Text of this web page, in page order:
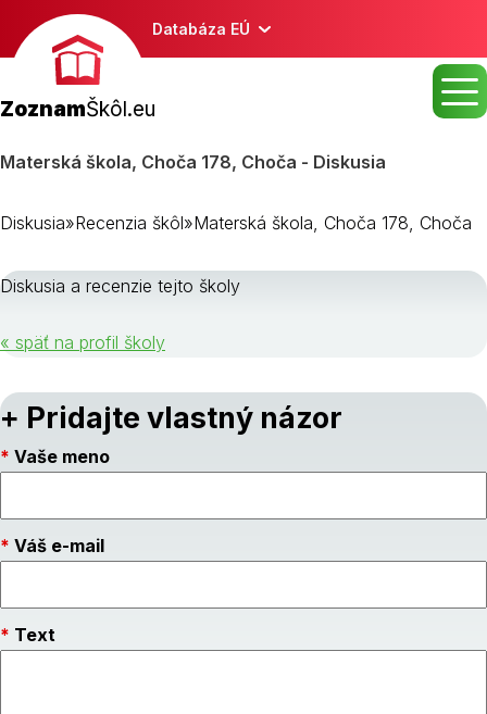
Databáza EÚ
ZoznamŠkôl.eu
Materská škola, Choča 178, Choča - Diskusia
Diskusia»Recenzia škôl»Materská škola, Choča 178, Choča
Diskusia a recenzie tejto školy
« späť na profil školy
+ Pridajte vlastný názor
Vaše meno
Váš e-mail
Text